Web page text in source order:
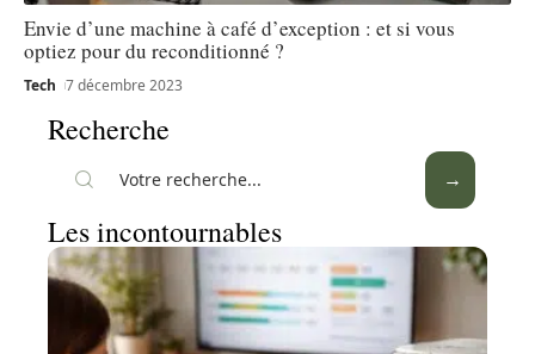
Envie d’une machine à café d’exception : et si vous
optiez pour du reconditionné ?
Tech 7 décembre 2023
Recherche
Les incontournables